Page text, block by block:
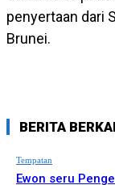
penyertaan dari
Brunei.
BERITA
Tempatan
Ewon seru